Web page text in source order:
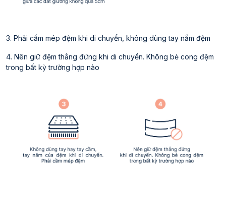
3. Phải cầm mép đệm khi di chuyển, không dùng tay nắm đệm
4. Nên giữ đệm thẳng đứng khi di chuyển. Không bẻ cong đệm
trong bất kỳ trường hợp nào